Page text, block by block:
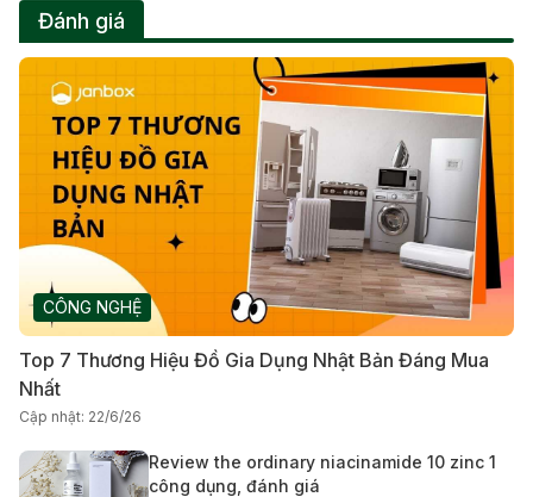
Đánh giá
CÔNG NGHỆ
Top 7 Thương Hiệu Đồ Gia Dụng Nhật Bản Đáng Mua
Nhất
Cập nhật: 22/6/26
Review the ordinary niacinamide 10 zinc 1
công dụng, đánh giá